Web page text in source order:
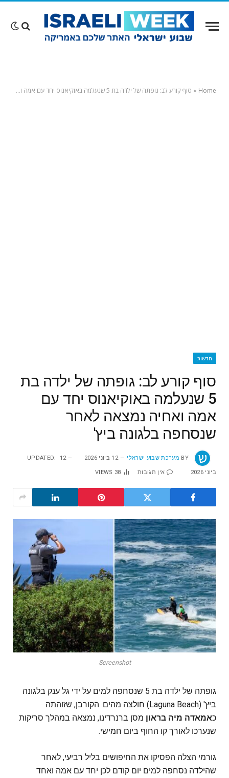
Home
» סוף קורע לב: גופתה של ילדה בת 5 שנעלמה באוקיאנוס יחד עם אמה ואחיה נמצאה לאחר שנסחפה בלגונה ביץ'
חדשות
סוף קורע לב: גופתה של ילדה בת
5 שנעלמה באוקיאנוס יחד עם
אמה ואחיה נמצאה לאחר
שנסחפה בלגונה ביץ'
BY מערכת שבוע ישראלי 12 ביוני 2026 UPDATED: 12
ביוני 2026 אין תגובות 38
VIEWS
Screenshot
גופתה של ילדה בת 5 שנסחפה למים על ידי גל ענק בלגונה
ביץ' (Laguna Beach) חולצה מהים. הקורבן, שזוהתה
כאמאדה מיה בראון מסן ברנרדינו, נמצאה במהלך סריקות
שנערכו לאורך קו החוף ביום חמישי.
גורמי הצלה הפסיקו את החיפושים בליל רביעי, לאחר
שהילדה נסחפה למים יום קודם לכן יחד עם אמה ואחד